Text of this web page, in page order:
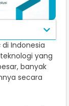
di Indonesia
yang
banyak
secara